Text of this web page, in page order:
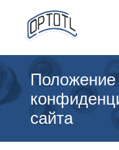
Положение
сайта